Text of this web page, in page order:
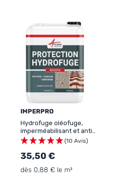
IMPERPRO
Hydrofuge oléofuge,
imperméabilisant et anti
tâches murs, terrasses,
toitures et façades:
IMPERPRO
(10 Avis)
35,50 €
dès 0,88 € le m²